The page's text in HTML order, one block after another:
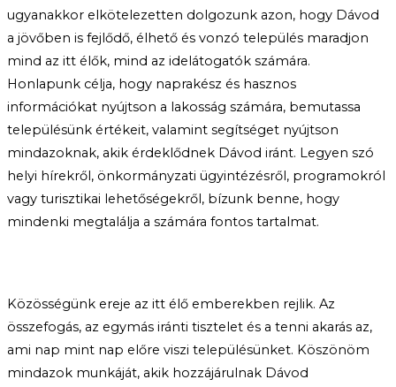
ugyanakkor elkötelezetten dolgozunk azon, hogy Dávod
a jövőben is fejlődő, élhető és vonzó település maradjon
mind az itt élők, mind az idelátogatók számára.
Honlapunk célja, hogy naprakész és hasznos
információkat nyújtson a lakosság számára, bemutassa
településünk értékeit, valamint segítséget nyújtson
mindazoknak, akik érdeklődnek Dávod iránt. Legyen szó
helyi hírekről, önkormányzati ügyintézésről, programokról
vagy turisztikai lehetőségekről, bízunk benne, hogy
mindenki megtalálja a számára fontos tartalmat.
Közösségünk ereje az itt élő emberekben rejlik. Az
összefogás, az egymás iránti tisztelet és a tenni akarás az,
ami nap mint nap előre viszi településünket. Köszönöm
mindazok munkáját, akik hozzájárulnak Dávod